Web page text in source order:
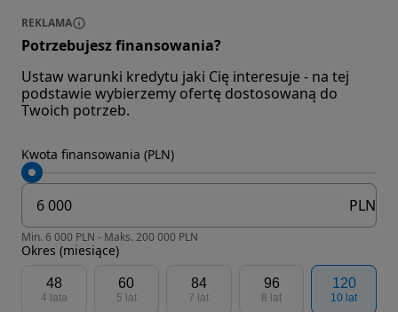
REKLAMA
Potrzebujesz finansowania?
Ustaw warunki kredytu jaki Cię interesuje - na tej
podstawie wybierzemy ofertę dostosowaną do
Twoich potrzeb.
Kwota finansowania (PLN)
PLN
Min. 6 000 PLN - Maks. 200 000 PLN
Okres (miesiące)
48
4 lata
60
5 lat
84
7 lat
96
8 lat
120
10 lat